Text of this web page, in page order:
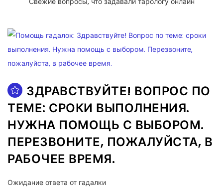
ЗДРАВСТВУЙТЕ! ВОПРОС ПО
ТЕМЕ: СРОКИ ВЫПОЛНЕНИЯ.
НУЖНА ПОМОЩЬ С ВЫБОРОМ.
ПЕРЕЗВОНИТЕ, ПОЖАЛУЙСТА, В
РАБОЧЕЕ ВРЕМЯ.
Ожидание ответа от гадалки